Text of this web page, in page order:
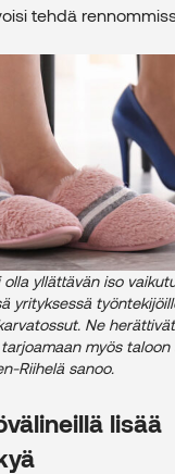
tehdä
olla yllättävän iso
yrityksessä
Ne
myös taloon
Riihelä sanoo.
lisää